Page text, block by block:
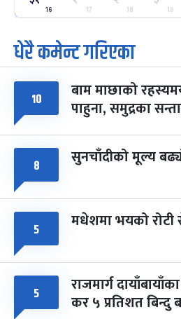
मंगल फाल्गुन २५, २०८३ Mar 9, 2027
७
आइत
पूर्णिमा व्रत
चैत्र ७, २०८३-Mar 21, 2027
८ फागुपूर्णिमा
चैत्र ८, २०८३-Mar 22, 2027
16 17 18 19
धेरै कमेन्ट गरिएका
१० बाम माछाको
पाहुना, समुद्रका
८ सुनचाँदीको मूल्य
५ मधेशमा भयको रोटी
५ राजमार्ग
कर ५ प्रतिशत बिन्दु